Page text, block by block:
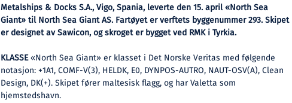
Metalships & Docks S.A., Vigo, Spania, leverte den 15. april «North Sea
Giant» til North Sea Giant AS. Fartøyet er verftets byggenummer 293. Skipet
er designet av Sawicon, og skroget er bygget ved RMK i Tyrkia.
KLASSE«North Sea Giant» er klasset i Det Norske Veritas med følgende
notasjon: +1A1, COMF-V(3), HELDK, E0, DYNPOS-AUTRO, NAUT-OSV(A), Clean
Design, DK(+). Skipet fører maltesisk flagg, og har Valetta som
hjemstedshavn.